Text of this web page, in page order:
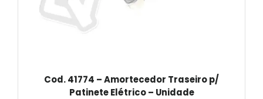
Cod. 41774 – Amortecedor Traseiro p/
Patinete Elétrico – Unidade